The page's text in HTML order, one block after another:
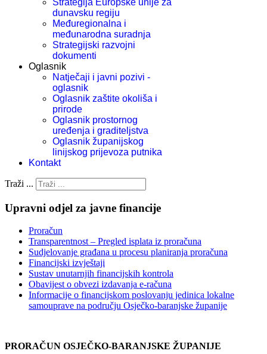
Strategija Europske unije za
dunavsku regiju
Međuregionalna i
međunarodna suradnja
Strategijski razvojni
dokumenti
Oglasnik
Natječaji i javni pozivi -
oglasnik
Oglasnik zaštite okoliša i
prirode
Oglasnik prostornog
uređenja i graditeljstva
Oglasnik županijskog
linijskog prijevoza putnika
Kontakt
Traži ...
Upravni odjel za javne financije
Proračun
Transparentnost – Pregled isplata iz proračuna
Sudjelovanje građana u procesu planiranja proračuna
Financijski izvještaji
Sustav unutarnjih financijskih kontrola
Obavijest o obvezi izdavanja e-računa
Informacije o financijskom poslovanju jedinica lokalne
samouprave na području Osječko-baranjske županije
PRORAČUN OSJEČKO-BARANJSKE ŽUPANIJE